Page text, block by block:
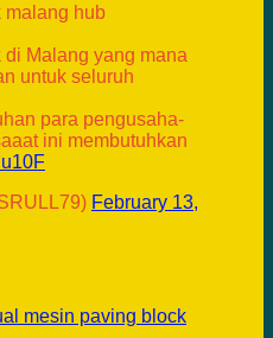
malang hub
Malang yang mana
untuk seluruh
para pengusaha-
ini membutuhkan
February 13,
mesin paving block